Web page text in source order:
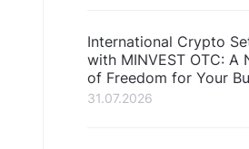
International Crypto
with MINVEST OTC: A
of Freedom for Your
31.07.2026